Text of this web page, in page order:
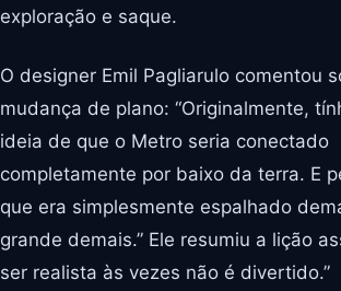
exploração e saque.
O designer Emil Pagliarulo comentou
mudança de plano: “Originalmente,
ideia de que o Metro seria conectado
completamente por baixo da terra. E
que era simplesmente espalhado
grande demais.” Ele resumiu a lição
ser realista às vezes não é divertido.”